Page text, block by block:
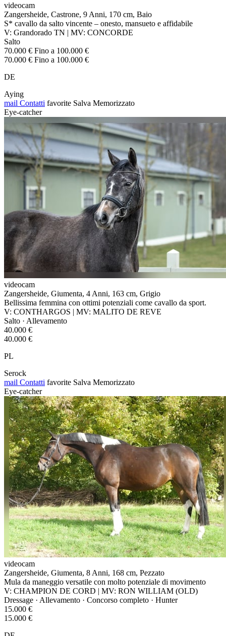
videocam
Zangersheide, Castrone, 9 Anni, 170 cm, Baio
S* cavallo da salto vincente – onesto, mansueto e affidabile
V: Grandorado TN | MV: CONCORDE
Salto
70.000 € Fino a 100.000 €
70.000 € Fino a 100.000 €
DE
Aying
mail Contatti favorite Salva Memorizzato
Eye-catcher
videocam
Zangersheide, Giumenta, 4 Anni, 163 cm, Grigio
Bellissima femmina con ottimi potenziali come cavallo da sport.
V: CONTHARGOS | MV: MALITO DE REVE
Salto · Allevamento
40.000 €
40.000 €
PL
Serock
mail Contatti favorite Salva Memorizzato
Eye-catcher
videocam
Zangersheide, Giumenta, 8 Anni, 168 cm, Pezzato
Mula da maneggio versatile con molto potenziale di movimento
V: CHAMPION DE CORD | MV: RON WILLIAM (OLD)
Dressage · Allevamento · Concorso completo · Hunter
15.000 €
15.000 €